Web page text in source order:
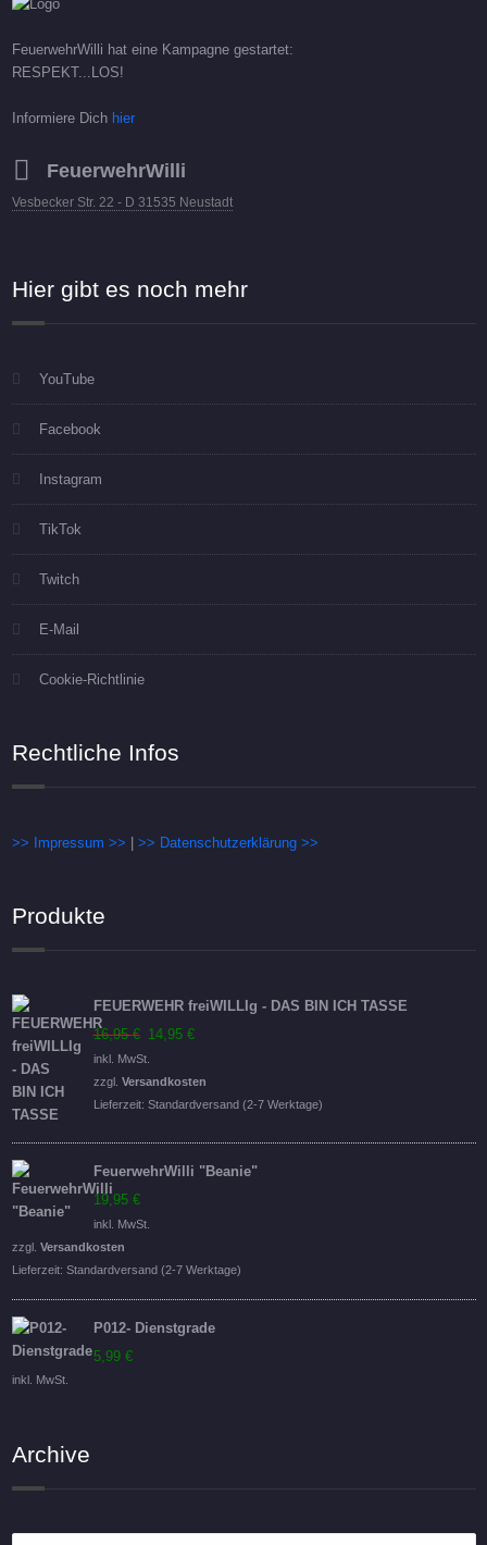
FeuerwehrWilli hat eine Kampagne gestartet:
RESPEKT...LOS!
Informiere Dich hier
FeuerwehrWilli
Vesbecker Str. 22 - D 31535 Neustadt
Hier gibt es noch mehr
YouTube
Facebook
Instagram
TikTok
Twitch
E-Mail
Cookie-Richtlinie
Rechtliche Infos
>> Impressum >> >> Datenschutzerklärung >>
Produkte
FEUERWEHR freiWILLIg - DAS BIN ICH TASSE
16,95€ Ursprünglicher
Preis
war:
16,95 €
14,95 €
ist:
14,95 €.
inkl. MwSt.
zzgl. Versandkosten
Lieferzeit: Standardversand (2-7 Werktage)
FeuerwehrWilli "Beanie"
19,95 €
inkl. MwSt.
zzgl. Versandkosten
Lieferzeit: Standardversand (2-7 Werktage)
P012- Dienstgrade
5,99 €
inkl. MwSt.
Archive